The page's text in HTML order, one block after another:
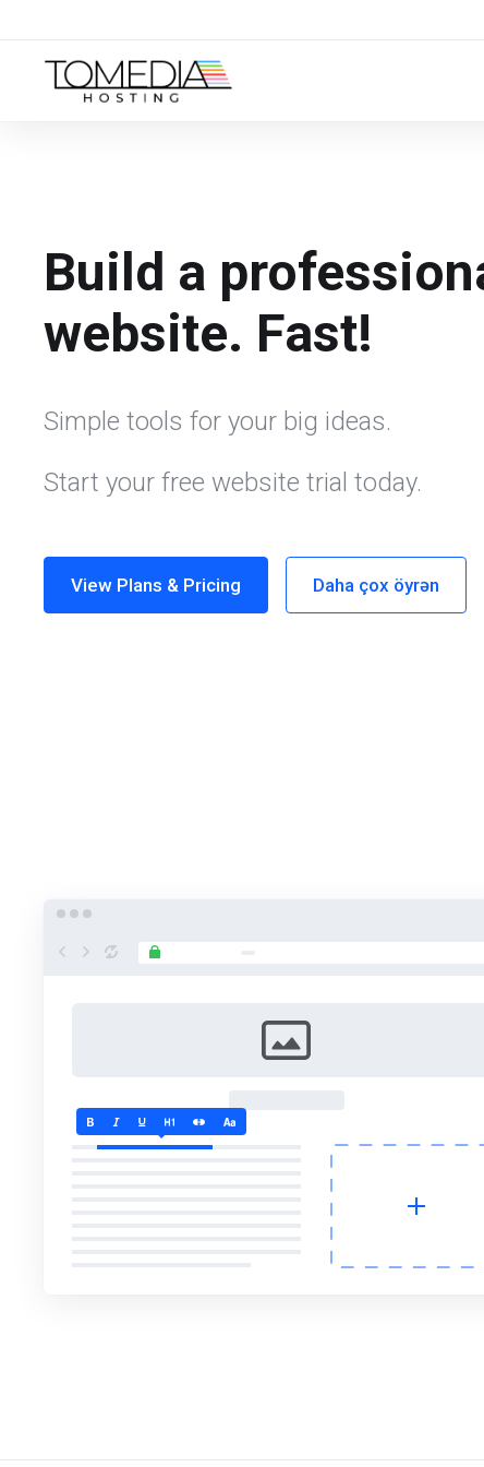
Build a
website. Fast!
Simple tools for your big ideas.
Start your free website trial today.
View Plans & Pricing Daha çox öyrən